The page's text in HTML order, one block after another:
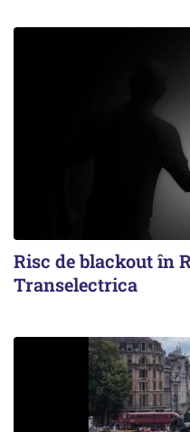
Risc de blackout în
Transelectrica